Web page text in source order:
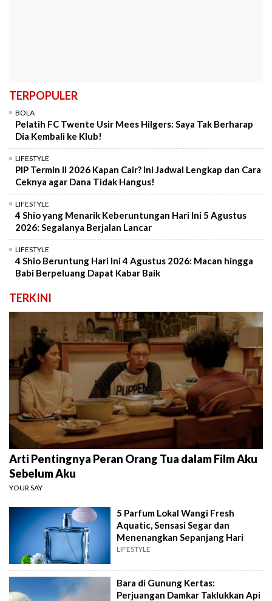
TERPOPULER
BOLA
Pelatih FC Twente Usir Mees Hilgers: Saya Tak Berharap
Dia Kembali ke Klub!
LIFESTYLE
PIP Termin II 2026 Kapan Cair? Ini Jadwal Lengkap dan Cara
Ceknya agar Dana Tidak Hangus!
LIFESTYLE
4 Shio yang Menarik Keberuntungan Hari Ini 5 Agustus
2026: Segalanya Berjalan Lancar
LIFESTYLE
4 Shio Beruntung Hari Ini 4 Agustus 2026: Macan hingga
Babi Berpeluang Dapat Kabar Baik
TERKINI
Arti Pentingnya Peran Orang Tua dalam Film Aku
Sebelum Aku
YOUR SAY
5 Parfum Lokal Wangi Fresh
Aquatic, Sensasi Segar dan
Menenangkan Sepanjang Hari
LIFESTYLE
Bara di Gunung Kertas:
Perjuangan Damkar Taklukkan Api